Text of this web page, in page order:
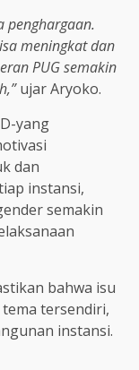
penghargaan.
meningkat dan
PUG semakin
ujar Aryoko.
yang
dan
instansi,
semakin
bahwa isu
tersendiri,
instansi.